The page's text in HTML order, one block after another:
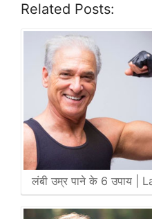
Related Posts:
लंबी उम्र पाने के 6 उपाय |